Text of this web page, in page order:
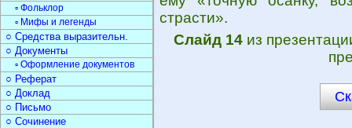
страсти».
Слайд 14 из
▫ Фольклор
▫ Мифы и легенды
○ Средства выразительн.
○ Документы
▫ Оформление документов
○ Реферат
○ Доклад
○ Письмо
○ Сочинение